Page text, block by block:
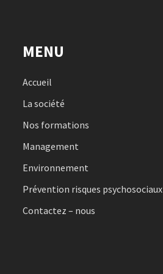
MENU
Accueil
La société
Nos formations
Management
Environnement
Prévention risques psychosociaux
Contactez – nous